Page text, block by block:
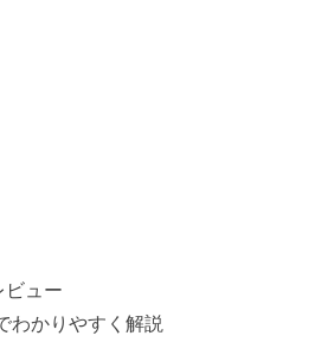
ビュー
わかりやすく解説